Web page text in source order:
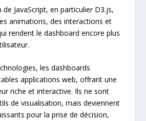
de JavaScript, en particulier D3.js,
animations, des interactions et
rendent le dashboard encore plus
les dashboards
applications web, offrant une
riche et interactive. Ils ne sont
de visualisation, mais deviennent
pour la prise de décision,